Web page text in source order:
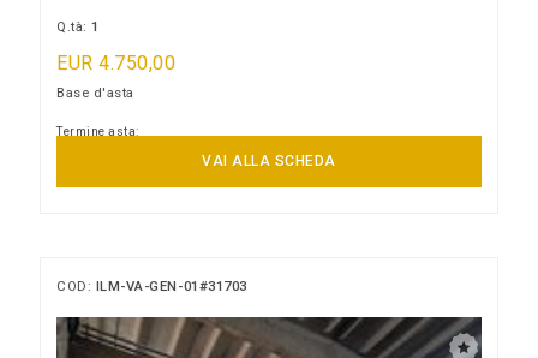
Q.tà:1
EUR 4.750,00
Base d'asta
Termine asta:
VAI ALLA SCHEDA
COD: ILM-VA-GEN-01#31703